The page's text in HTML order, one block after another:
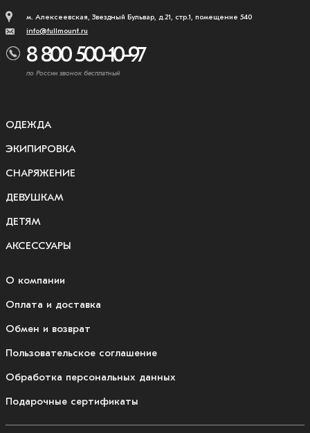
м. Алексеевская, Звездный Бульвар, д.21, стр.1, помещение 540
info@fullmount.ru
8 800 500-10-97
по России звонок бесплатный
ОДЕЖДА
ЭКИПИРОВКА
СНАРЯЖЕНИЕ
ДЕВУШКАМ
ДЕТЯМ
АКСЕССУАРЫ
О компании
Оплата и доставка
Обмен и возврат
Пользовательское соглашение
Обработка персональных данных
Подарочные сертификаты